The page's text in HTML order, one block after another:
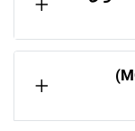
ما هو الحد الأدنى لكمية الطلب (MOQ)